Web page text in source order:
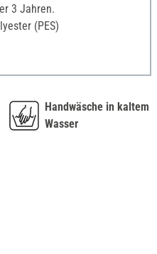
3 Jahren.
(PES)
Handwäsche in kaltem
Wasser